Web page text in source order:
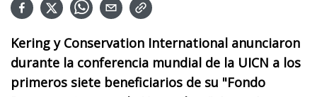
Kering y Conservation International anunciaron
durante la conferencia mundial de la UICN a los
primeros siete beneficiarios de su "Fondo